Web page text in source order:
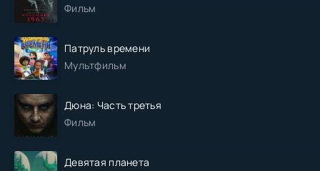
Фильм
Патруль времени
Мультфильм
Дюна: Часть третья
Фильм
Девятая планета